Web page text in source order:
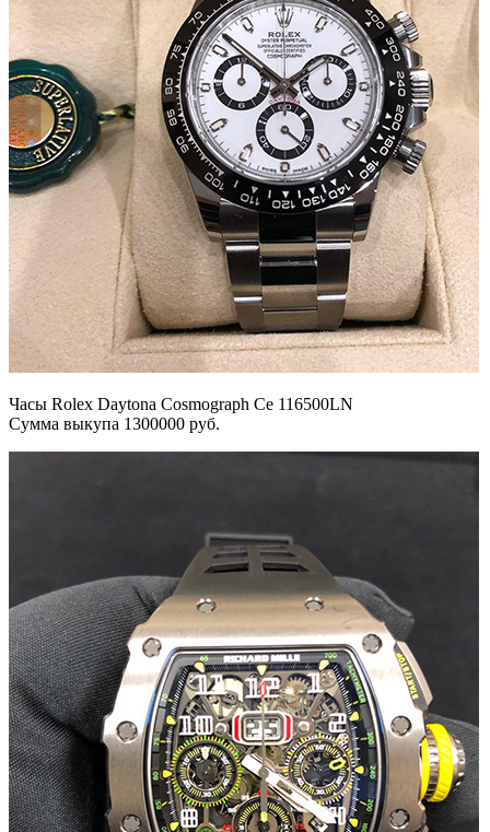
Часы Rolex Daytona Cosmograph Ce 116500LN
Сумма выкупа 1300000 руб.